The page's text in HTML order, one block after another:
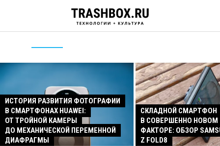
ИСТОРИЯ РАЗВИТИЯ ФОТОГРАФИИ
В СМАРТФОНАХ HUAWEI:
ОТ ТРОЙНОЙ КАМЕРЫ
ДО МЕХАНИЧЕСКОЙ ПЕРЕМЕННОЙ
ДИАФРАГМЫ
СКЛАДНОЙ СМАРТФОН
В СОВЕРШЕННО
ФАКТОРЕ: ОБЗОР
Z FOLD8